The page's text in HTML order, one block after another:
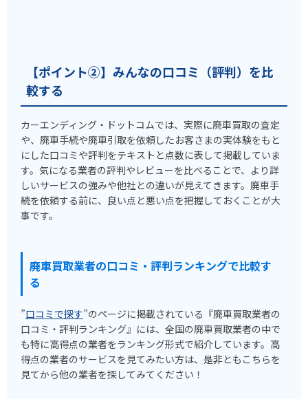
【ポイント②】みんなの口コミ（評判）を比
較する
カーエンディング・ドットコムでは、実際に廃車買取の査定
や、廃車手続や廃車引取を依頼したお客さまの実体験をもと
にした口コミや評判をテキストと点数に表して掲載していま
す。気になる業者の評判やレビューを比べることで、より詳
しいサービスの強みや他社との違いが見えてきます。廃車手
続を依頼する前に、良い点と悪い点を把握しておくことが大
事です。
廃車買取業者の口コミ・評判ランキングで比較す
る
”口コミで探す”のページに掲載されている『廃車買取業者の
口コミ・評判ランキング』には、全国の廃車買取業者の中で
も特に高得点の業者をランキング形式で紹介しています。高
得点の業者のサービスを見てみたい方は、是非ともこちらを
見てから他の業者を探してみてください！